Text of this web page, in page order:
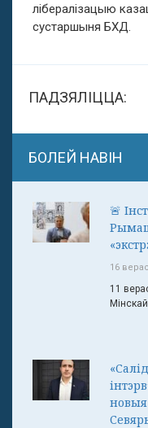
лібералізацыю
сустаршыня БХД.
ПАДЗЯЛІЦЦА:
БОЛЕЙ НАВІН
🚨
16
11
Мінскай
новыя